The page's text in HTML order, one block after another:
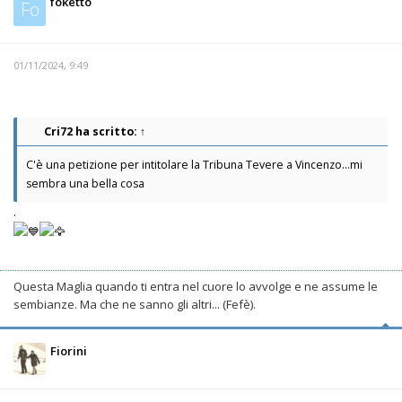
Fo
01/11/2024, 9:49
Cri72 ha scritto: ↑
C'è una petizione per intitolare la Tribuna Tevere a Vincenzo...mi
sembra una bella cosa
.
Questa Maglia quando ti entra nel cuore lo avvolge e ne assume le
sembianze. Ma che ne sanno gli altri... (Fefè).
Fiorini